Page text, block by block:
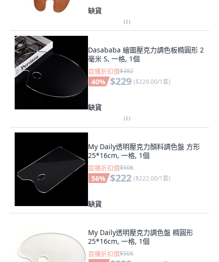
缺貨
(1)
Dasababa 繪圖壓克力調色板橢圓形 2
毫米 S, 一格, 1個
首購折扣價$382
40% $229 ($229.00/1套)
缺貨
(1)
My Daily透明壓克力顏料調色盤 方形
25*16cm, 一格, 1個
首購折扣價$506
56% $222 ($222.00/1套)
缺貨
My Daily透明壓克力調色盤 橢圓形
25*16cm, 一格, 1個
首購折扣價$506